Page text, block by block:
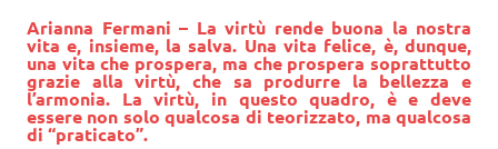
Arianna Fermani – La virtù rende buona la nostra
vita e, insieme, la salva. Una vita felice, è, dunque,
una vita che prospera, ma che pro­spera soprattutto
grazie alla virtù, che sa produrre la bellezza e
l’armonia. La virtù, in questo quadro, è e deve
essere non solo qualcosa di teorizzato, ma qualcosa
di “praticato”.